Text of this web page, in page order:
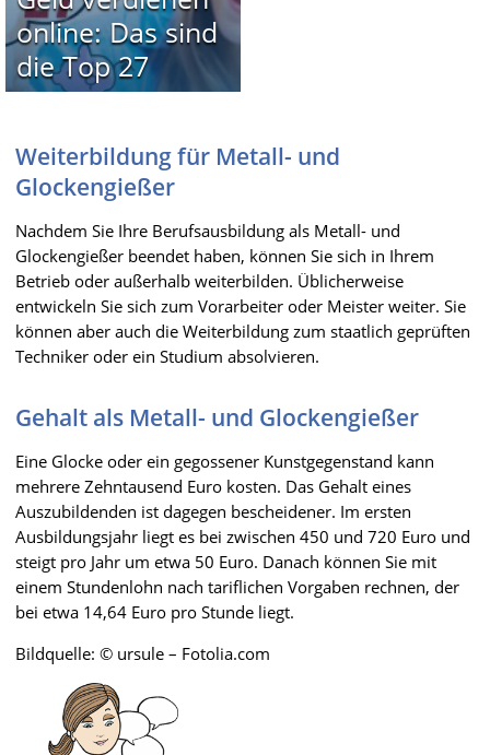
online: Das sind
die Top 27
Weiterbildung für Metall- und
Glockengießer
Nachdem Sie Ihre Berufsausbildung als Metall- und
Glockengießer beendet haben, können Sie sich in Ihrem
Betrieb oder außerhalb weiterbilden. Üblicherweise
entwickeln Sie sich zum Vorarbeiter oder Meister weiter. Sie
können aber auch die Weiterbildung zum staatlich geprüften
Techniker oder ein Studium absolvieren.
Gehalt als Metall- und Glockengießer
Eine Glocke oder ein gegossener Kunstgegenstand kann
mehrere Zehntausend Euro kosten. Das Gehalt eines
Auszubildenden ist dagegen bescheidener. Im ersten
Ausbildungsjahr liegt es bei zwischen 450 und 720 Euro und
steigt pro Jahr um etwa 50 Euro. Danach können Sie mit
einem Stundenlohn nach tariflichen Vorgaben rechnen, der
bei etwa 14,64 Euro pro Stunde liegt.
Bildquelle: © ursule – Fotolia.com